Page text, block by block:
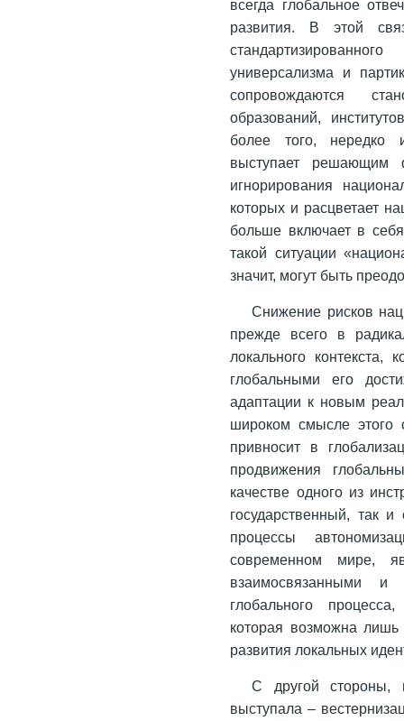
всегда глобальное
развития. В этой
универсализма и
сопровождаются
образований,
более того, нередко
выступает решающим
игнорирования
которых и расцветает
больше включает в
такой ситуации
значит, могут быть
Снижение рисков
прежде всего в
локального контекста,
глобальными его
адаптации к новым
широком смысле этого
привносит в
продвижения
качестве одного из
государственный, так
процессы
современном мире,
взаимосвязанными и
глобального
которая возможна
развития локальных
С другой стороны,
выступала –